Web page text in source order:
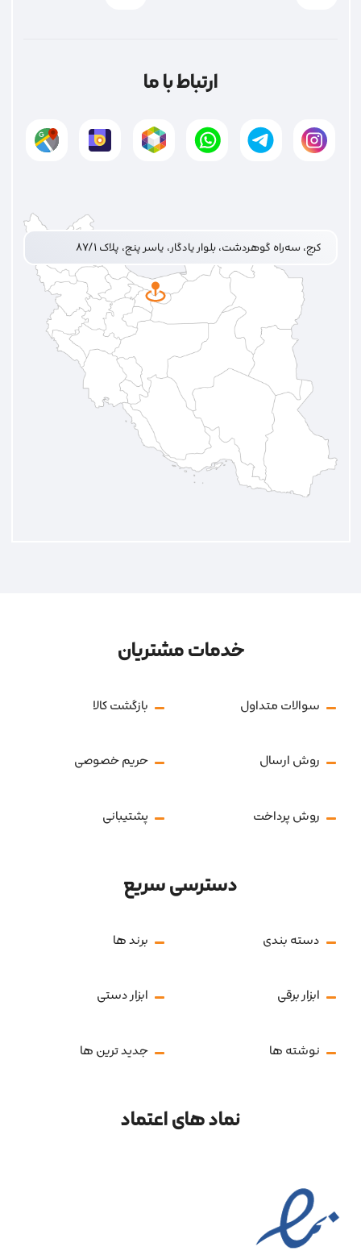
ارتباط با ما
کرج، سه‌راه گوهردشت، بلوار یادگار، یاسر پنج، پلاک ۸۷/۱
خدمات مشتریان
سوالات متداول بازگشت کالا
روش ارسال حریم خصوصی
روش پرداخت پشتیبانی
دسترسی سریع
دسته بندی برند ها
ابزار برقی ابزار دستی
نوشته ها جدید ترین ها
نماد های اعتماد